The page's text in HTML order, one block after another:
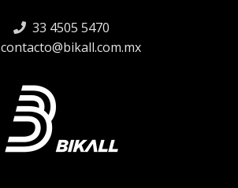
33 4505 5470
contacto@bikall.com.mx